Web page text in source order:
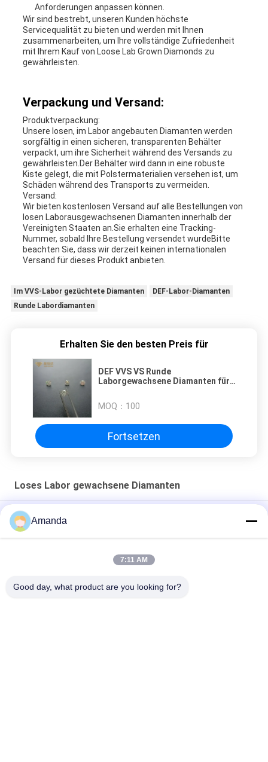
Anforderungen anpassen können.
Wir sind bestrebt, unseren Kunden höchste
Servicequalität zu bieten und werden mit Ihnen
zusammenarbeiten, um Ihre vollständige Zufriedenheit
mit Ihrem Kauf von Loose Lab Grown Diamonds zu
gewährleisten.
Verpackung und Versand:
Produktverpackung:
Unsere losen, im Labor angebauten Diamanten werden
sorgfältig in einen sicheren, transparenten Behälter
verpackt, um ihre Sicherheit während des Versands zu
gewährleisten.Der Behälter wird dann in eine robuste
Kiste gelegt, die mit Polstermaterialien versehen ist, um
Schäden während des Transports zu vermeiden.
Versand:
Wir bieten kostenlosen Versand auf alle Bestellungen von
losen Laborausgewachsenen Diamanten innerhalb der
Vereinigten Staaten an.Sie erhalten eine Tracking-
Nummer, sobald Ihre Bestellung versendet wurdeBitte
beachten Sie, dass wir derzeit keinen internationalen
Versand für dieses Produkt anbieten.
Im VVS-Labor gezüchtete Diamanten
DEF-Labor-Diamanten
Runde Labordiamanten
Erhalten Sie den besten Preis für
DEF VVS VS Runde
Laborgewachsene Diamanten für
MOQ： 100
Fortsetzen
Loses Labor gewachsene Diamanten
Labor 0.02ct 0.05ct stellte den geschnittenen und
Polierweißen Zeiger der diamant-2 des Zeiger-5 her
1.30mm bis 1.70mm loses Labor gewachsene Diamanten VVS
0.40ct 0,50ct 1,0ct VVS VS SI HPHT Loose Diamond
Amanda
7:11 AM
Good day, what product are you looking for?